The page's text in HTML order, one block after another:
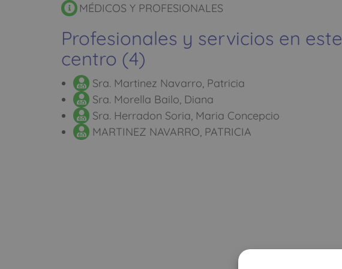
MÉDICOS Y PROFESIONALES
Profesionales y servicios en este
centro (4)
Sra. Martinez Navarro, Patricia
Sra. Morella Bailo, Diana
Sra. Herradon Soria, Maria Concepcio
MARTINEZ NAVARRO, PATRICIA